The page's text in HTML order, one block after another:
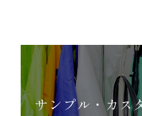
サンプル・カス